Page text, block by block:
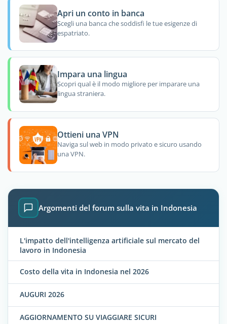
Apri un conto in banca
Scegli una banca che soddisfi le tue esigenze di
espatriato.
Impara una lingua
Scopri qual è il modo migliore per imparare una
lingua straniera.
Ottieni una VPN
Naviga sul web in modo privato e sicuro usando
una VPN.
Argomenti del forum sulla vita in Indonesia
L'impatto dell'intelligenza artificiale sul mercato del
lavoro in Indonesia
Costo della vita in Indonesia nel 2026
AUGURI 2026
AGGIORNAMENTO SU VIAGGIARE SICURI